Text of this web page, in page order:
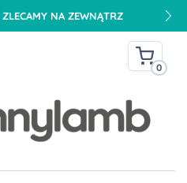
TERENIE POLSKI OD 240 PLN
0